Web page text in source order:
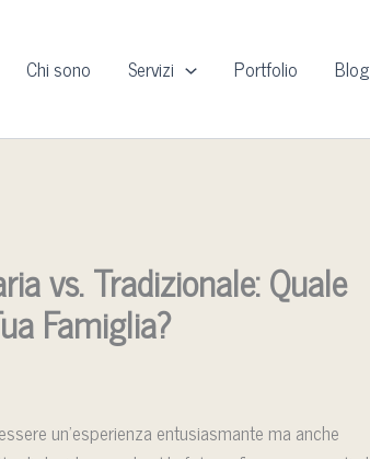
Chi sono Servizi Portfolio Blog
vs. Tradizionale: Quale
Famiglia?
un’esperienza entusiasmante ma anche